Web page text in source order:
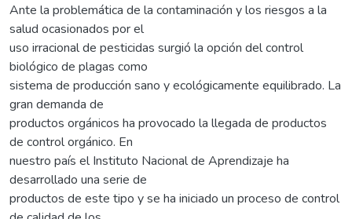
Ante la problemática de la contaminación y los riesgos a la
salud ocasionados por el
uso irracional de pesticidas surgió la opción del control
biológico de plagas como
sistema de producción sano y ecológicamente equilibrado. La
gran demanda de
productos orgánicos ha provocado la llegada de productos
de control orgánico. En
nuestro país el Instituto Nacional de Aprendizaje ha
desarrollado una serie de
productos de este tipo y se ha iniciado un proceso de control